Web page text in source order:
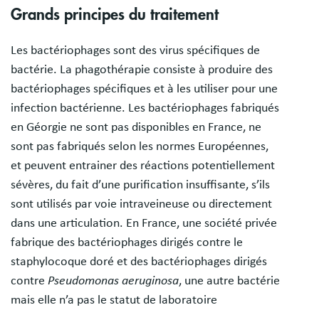
Grands principes du traitement
Les bactériophages sont des virus spécifiques de
bactérie. La phagothérapie consiste à produire des
bactériophages spécifiques et à les utiliser pour une
infection bactérienne. Les bactériophages fabriqués
en Géorgie ne sont pas disponibles en France, ne
sont pas fabriqués selon les normes Européennes,
et peuvent entrainer des réactions potentiellement
sévères, du fait d’une purification insuffisante, s’ils
sont utilisés par voie intraveineuse ou directement
dans une articulation. En France, une société privée
fabrique des bactériophages dirigés contre le
staphylocoque doré et des bactériophages dirigés
contre Pseudomonas aeruginosa, une autre bactérie
mais elle n’a pas le statut de laboratoire